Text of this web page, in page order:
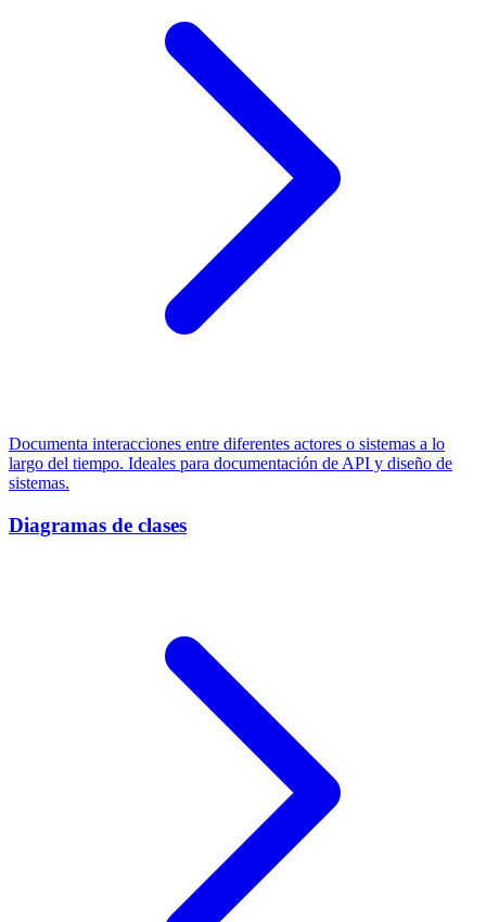
Documenta interacciones entre diferentes actores o sistemas a lo
largo del tiempo. Ideales para documentación de API y diseño de
sistemas.
Diagramas de clases